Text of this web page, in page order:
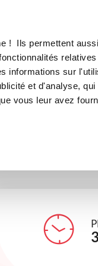
! Ils permettent
informations sur
et d'analyse,
vous leur avez
rave,
accompagnements